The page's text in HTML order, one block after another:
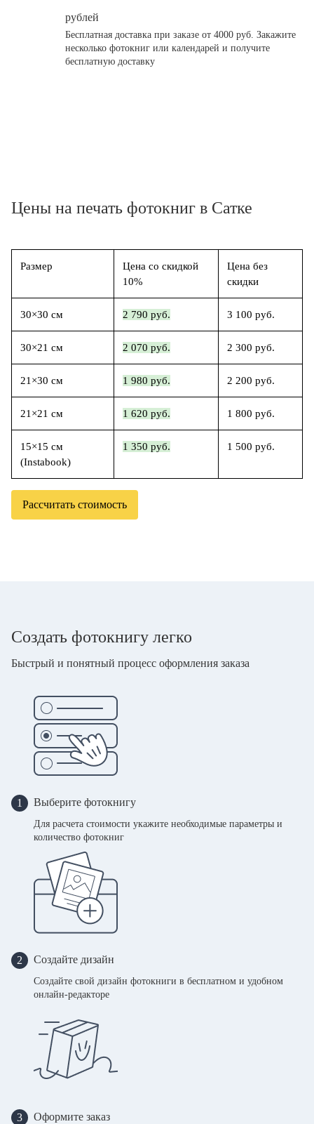
рублей
Бесплатная доставка при заказе от 4000 руб. Закажите
несколько фотокниг или календарей и получите
бесплатную доставку
Цены на печать фотокниг в Сатке
Размер
Цена со скидкой
10%
Цена без
скидки
30×30 см 2 790 руб. 3 100 руб.
30×21 см 2 070 руб. 2 300 руб.
21×30 см 1 980 руб. 2 200 руб.
21×21 см 1 620 руб. 1 800 руб.
15×15 см
(Instabook)
1 350 руб. 1 500 руб.
Рассчитать стоимость
Создать фотокнигу легко
Быстрый и понятный процесс оформления заказа
1 Выберите фотокнигу
Для расчета стоимости укажите необходимые параметры и
количество фотокниг
2 Создайте дизайн
Создайте свой дизайн фотокниги в бесплатном и удобном
онлайн-редакторе
3 Оформите заказ